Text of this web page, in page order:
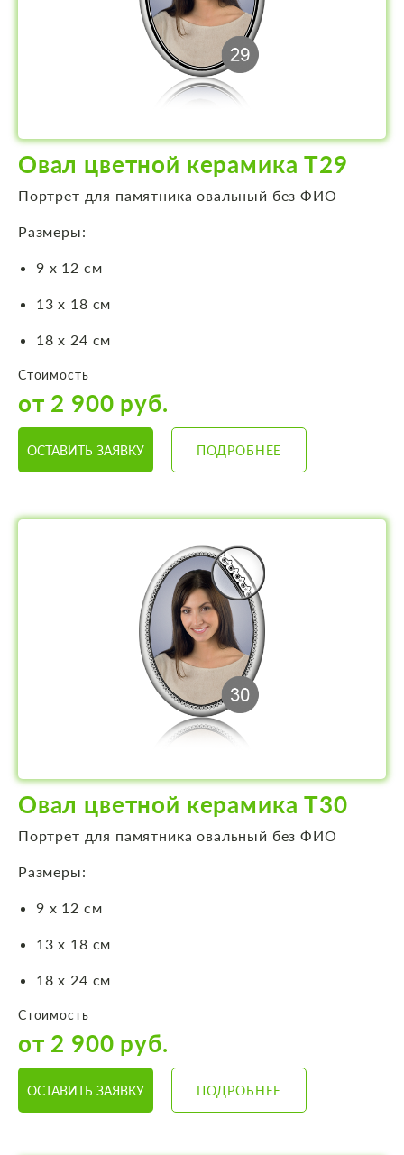
Овал цветной керамика Т29
Портрет для памятника овальный без ФИО
Размеры:
9 х 12 см
13 х 18 см
18 х 24 см
Стоимость
от 2 900 руб.
ОСТАВИТЬ ЗАЯВКУ ПОДРОБНЕЕ
Овал цветной керамика Т30
Портрет для памятника овальный без ФИО
Размеры:
9 х 12 см
13 х 18 см
18 х 24 см
Стоимость
от 2 900 руб.
ОСТАВИТЬ ЗАЯВКУ ПОДРОБНЕЕ